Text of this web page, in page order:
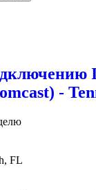
-
FL